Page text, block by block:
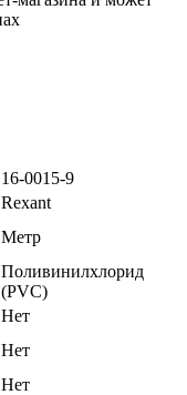
16-0015-9
Rexant
Метр
Поливинилхлорид
(PVC)
Нет
Нет
Нет